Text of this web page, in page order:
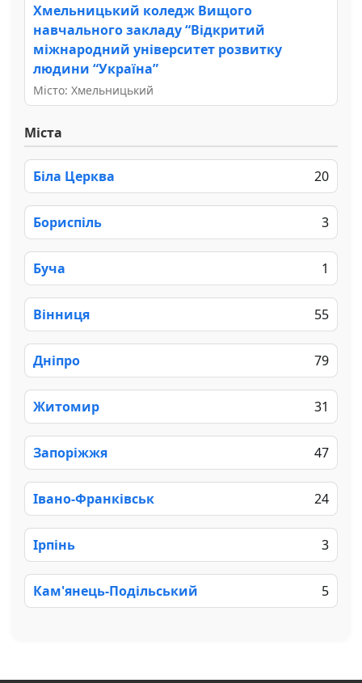
Хмельницький коледж Вищого
навчального закладу “Відкритий
міжнародний університет розвитку
людини “Україна”
Місто: Хмельницький
Міста
Біла Церква 20
Бориспіль 3
Буча 1
Вінниця 55
Дніпро 79
Житомир 31
Запоріжжя 47
Івано-Франківськ 24
Ірпінь 3
Кам'янець-Подільський 5